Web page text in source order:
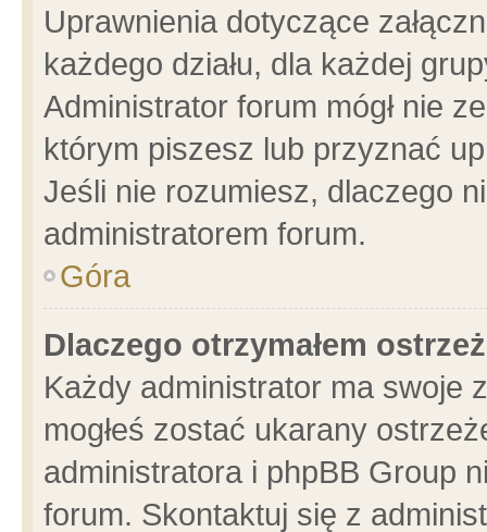
Uprawnienia dotyczące
każdego działu, dla każdej
Administrator forum mógł nie
którym piszesz lub przyznać
Jeśli nie rozumiesz, dlaczego
administratorem forum.
Góra
Dlaczego otrzymałem
Każdy administrator ma swoje
mogłeś zostać ukarany
administratora i phpBB Group
forum. Skontaktuj się z